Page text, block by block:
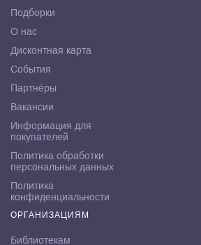
Подборки
О нас
Дисконтная карта
События
Партнёры
Вакансии
Информация для
покупателей
Политика обработки
персональных данных
Политика
конфиденциальности
ОРГАНИЗАЦИЯМ
Библиотекам